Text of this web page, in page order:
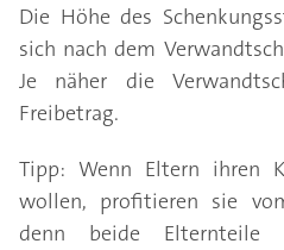
Die Höhe des
sich nach dem
Je näher die
Freibetrag.
Tipp: Wenn Eltern ihren
wollen, profitieren sie
denn beide Elternteile